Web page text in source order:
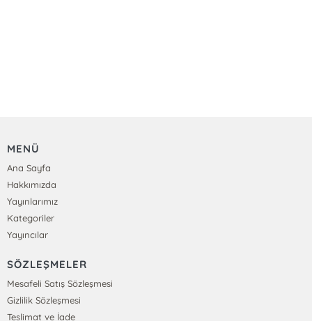
MENÜ
Ana Sayfa
Hakkımızda
Yayınlarımız
Kategoriler
Yayıncılar
SÖZLEŞMELER
Mesafeli Satış Sözleşmesi
Gizlilik Sözleşmesi
Teslimat ve İade